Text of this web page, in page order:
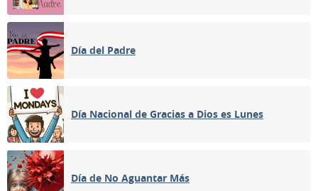
Día del Padre
Día Nacional de Gracias a Dios es Lunes
Día de No Aguantar Más